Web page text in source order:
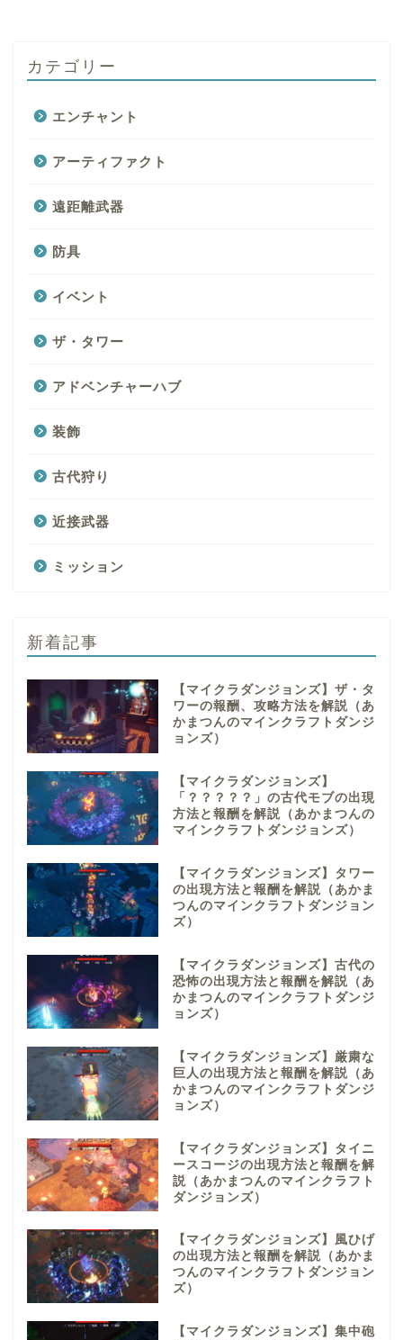
カテゴリー
エンチャント
アーティファクト
遠距離武器
防具
イベント
ザ・タワー
アドベンチャーハブ
装飾
古代狩り
近接武器
ミッション
新着記事
【マイクラダンジョンズ】ザ・タ
ワーの報酬、攻略方法を解説（あ
かまつんのマインクラフトダンジ
ョンズ）
【マイクラダンジョンズ】
「？？？？？」の古代モブの出現
方法と報酬を解説（あかまつんの
マインクラフトダンジョンズ）
【マイクラダンジョンズ】タワー
の出現方法と報酬を解説（あかま
つんのマインクラフトダンジョン
ズ）
【マイクラダンジョンズ】古代の
恐怖の出現方法と報酬を解説（あ
かまつんのマインクラフトダンジ
ョンズ）
【マイクラダンジョンズ】厳粛な
巨人の出現方法と報酬を解説（あ
かまつんのマインクラフトダンジ
ョンズ）
【マイクラダンジョンズ】タイニ
ースコージの出現方法と報酬を解
説（あかまつんのマインクラフト
ダンジョンズ）
【マイクラダンジョンズ】風ひげ
の出現方法と報酬を解説（あかま
つんのマインクラフトダンジョン
ズ）
【マイクラダンジョンズ】集中砲